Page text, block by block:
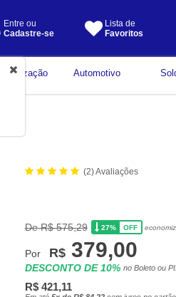
Entre ou
Cadastre-se
Lista de
Favoritos
Organização Automotivo
(2) Avaliações
De R$ 575,29 27% OFF
Por R$ 379,00
DESCONTO DE 10% no Boleto ou
R$ 421,11